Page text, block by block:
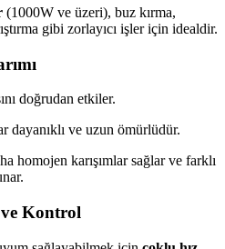
(1000W ve üzeri), buz kırma,
gibi zorlayıcı işler için idealdir.
doğrudan etkiler.
dayanıklı ve uzun ömürlüdür.
homojen karışımlar sağlar ve farklı
ve Kontrol